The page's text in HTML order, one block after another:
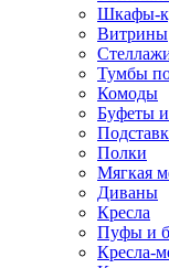
Шкафы-
Витрины
Тумбы
Комоды
Буфеты
Полки
Мягкая
Диваны
Кресла
Пуфы и
Кресла-